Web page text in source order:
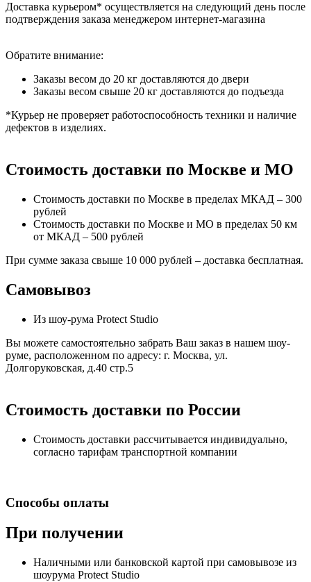
Доставка курьером* осуществляется на следующий день после
подтверждения заказа менеджером интернет-магазина
Обратите внимание:
Заказы весом до 20 кг доставляются до двери
Заказы весом свыше 20 кг доставляются до подъезда
*Курьер не проверяет работоспособность техники и наличие
дефектов в изделиях.
Стоимость доставки по Москве и МО
Стоимость доставки по Москве в пределах МКАД – 300
рублей
Стоимость доставки по Москве и МО в пределах 50 км
от МКАД – 500 рублей
При сумме заказа свыше 10 000 рублей – доставка бесплатная.
Самовывоз
Из шоу-рума Protect Studio
Вы можете самостоятельно забрать Ваш заказ в нашем шоу-
руме, расположенном по адресу: г. Москва, ул.
Долгоруковская, д.40 стр.5
Стоимость доставки по России
Стоимость доставки рассчитывается индивидуально,
согласно тарифам транспортной компании
Способы оплаты
При получении
Наличными или банковской картой при самовывозе из
шоурума Protect Studio